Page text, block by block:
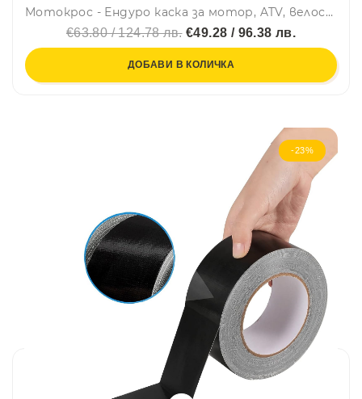
Мотокрос - Ендуро каска за мотор, ATV, велосипед – размер S (53–54 см) бяла с жълто/син дизайн
€63.80 / 124.78 лв.€49.28 / 96.38 лв.
ДОБАВИ В КОЛИЧКА
-23%